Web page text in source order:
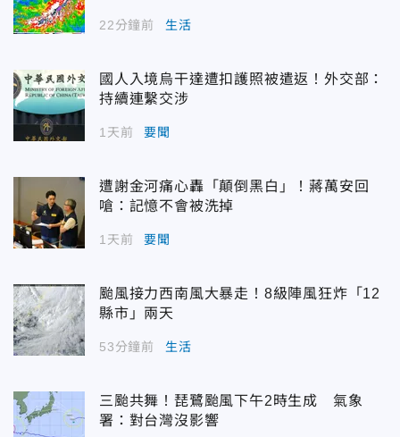
22分鐘前 生活
國人入境烏干達遭扣護照被遣返！外交部：
持續連繫交涉
1天前 要聞
遭謝金河痛心轟「顛倒黑白」！蔣萬安回
嗆：記憶不會被洗掉
1天前 要聞
颱風接力西南風大暴走！8級陣風狂炸「12
縣市」兩天
53分鐘前 生活
三颱共舞！琵鷺颱風下午2時生成 氣象
署：對台灣沒影響